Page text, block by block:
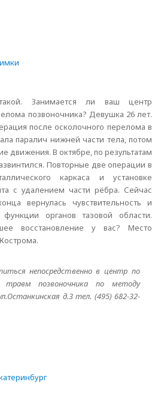
Занимается ли ваш центр
позвоночника? Девушка 26 лет.
после осколочного перелома в
паралич нижней части тела, потом
движения. В октябре, по результатам
Повторные две операции в
каркаса и установке
с удалением части рёбра. Сейчас
вернулась чувствительность и
органов тазовой области.
восстановление у вас? Место
непосредственно в центр по
травм позвоночника по методу
д.3 тел. (495) 682-32-